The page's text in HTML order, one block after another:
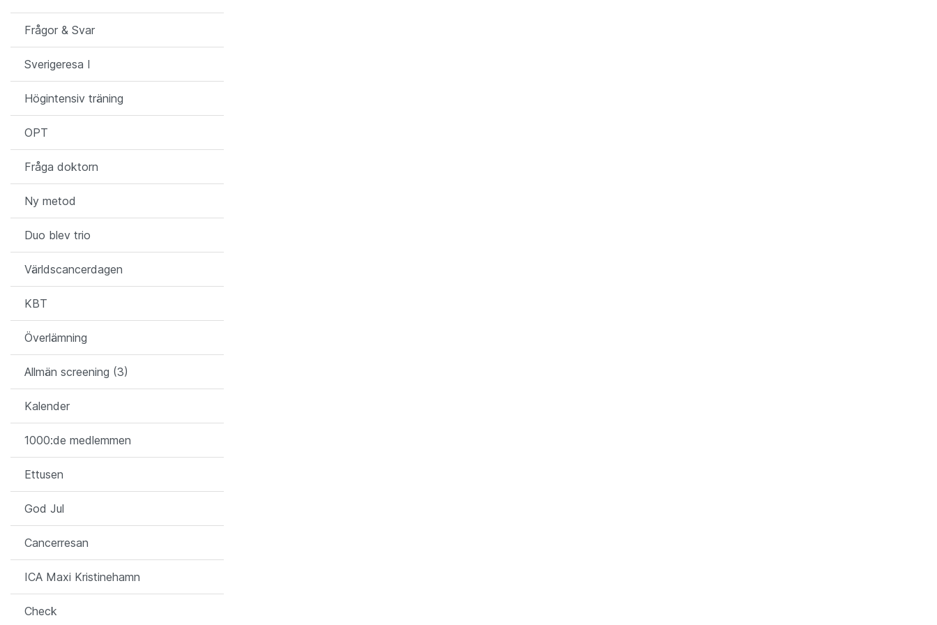
Frågor & Svar
Sverigeresa I
Högintensiv träning
OPT
Fråga doktorn
Ny metod
Duo blev trio
Världscancerdagen
KBT
Överlämning
Allmän screening (3)
Kalender
1000:de medlemmen
Ettusen
God Jul
Cancerresan
ICA Maxi Kristinehamn
Check